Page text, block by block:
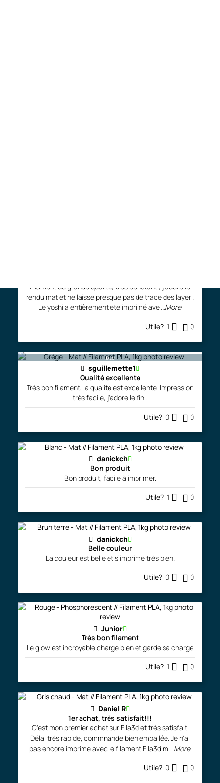
Filament de grande qualité, tres constant , j'adore le
rendu mat et ne laisse presque pas de trace des layer .
Le yoshi a entièrement ete imprimé ave...More
Utile? 1 0
bac
sguillemette1
Qualité excellente
Très bon filament, la qualité est excellente. Impression
très facile, j'adore le fini.
Utile? 0 0
danickch
Bon produit
Bon produit, facile à imprimer.
Utile? 1 0
danickch
Belle couleur
La couleur est belle et s’imprime très bien.
Utile? 0 0
Junior
Très bon filament
Le glow est incroyable charge bien et garde sa charge
Utile? 1 0
Daniel R
1er achat, très satisfait!!!
C'est mon premier achat sur Fila3d et très satisfait.
Délai très rapide, commnande bien emballée. Je n'ai
pas encore imprimé avec le filament Fila3d m ...More
Utile? 0 0